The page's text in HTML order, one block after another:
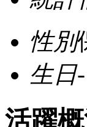
性別
生日-
活躍